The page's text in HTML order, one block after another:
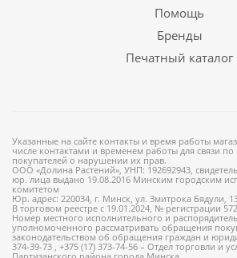
Помощь
Бренды
Печатный каталог
Указанные на сайте контакты и время работы
числе контактами и временем работы для связи
покупателей о нарушении их прав.
ООО «Долина Растений», УНП: 192692943,
юр. лица выдано 19.08.2016 Минским городским
комитетом
Юр. адрес: 220034, г. Минск, ул. Змитрока Бядули,
В торговом реестре с 19.01.2024, № регистрации
Номер местного исполнительного и
уполномоченного рассматривать обращения
законодательством об обращения граждан и
374-39-73 , +375 (17) 373-74-56 – Отдел торговли и